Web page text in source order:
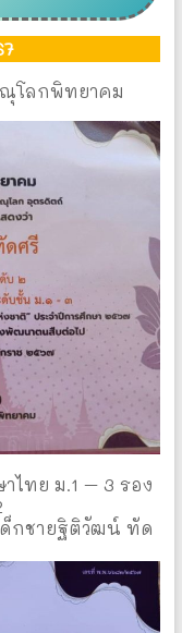
โลกพิทยาคม
ไทย ม.1 – 3 รอง
กชายฐิติวัฒน์ ทัด